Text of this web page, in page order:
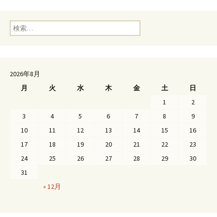
検索:
2026年8月
月
火 水 木 金 土 日
« 12月
1
2
3
4 5 6 7 8
9
10
11 12 13 14 15
16
17
18 19 20 21 22
23
24
25 26 27 28 29
30
31